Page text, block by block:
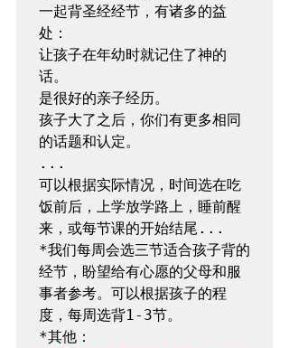
一起背圣经经节，有诸多的益
处：
让孩子在年幼时就记住了神的
话。
是很好的亲子经历。
孩子大了之后，你们有更多相同
的话题和认定。
...
可以根据实际情况，时间选在吃
饭前后，上学放学路上，睡前醒
来，或每节课的开始结尾...
*我们每周会选三节适合孩子背的
经节，盼望给有心愿的父母和服
事者参考。可以根据孩子的程
*其他：